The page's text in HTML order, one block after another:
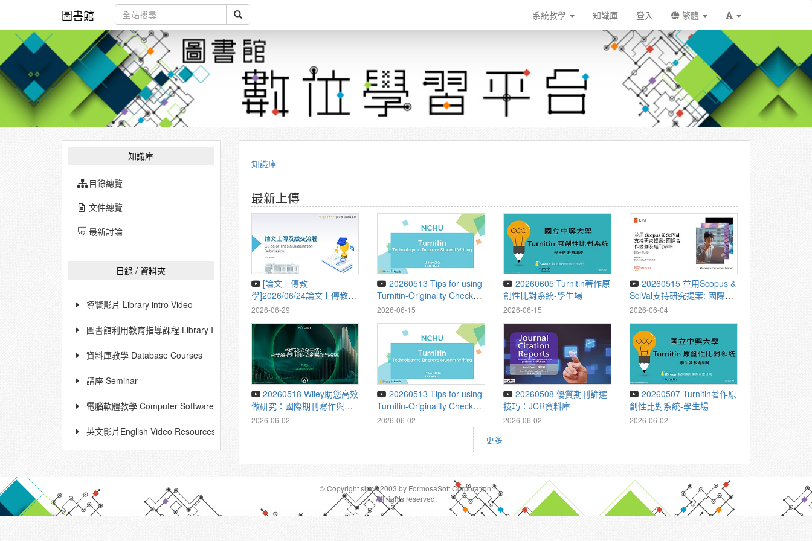
圖書館 系統教學 知識庫 登入 繁體
知識庫
目錄總覽
文件總覽
最新討論
目錄 / 資料夾
導覽影片 Library intro Video
圖書館利用教育指導課程 Library Instruction Courses
資料庫教學 Database Courses
講座 Seminar
電腦軟體教學 Computer Software Instruction
英文影片English Video Resources
知識庫
最新上傳
[論文上傳教
學]2026/06/24論文上傳教學
課程
2026-06-29
Turnitin-Originality Check
System
2026-06-15
創性比對系統-學生場
2026-06-15
SciVal支持研究提案: 國際合
作規劃及選刊策略
2026-06-04
20260518 Wiley助您高效
做研究：國際期刊寫作與投
稿全攻略
2026-06-02
Turnitin-Originality Check
System
2026-06-02
技巧：JCR資料庫
2026-06-02
創性比對系統-學生場
2026-06-02
更多
© Copyright since 2003 by FormosaSoft Corporation.
All rights reserved.